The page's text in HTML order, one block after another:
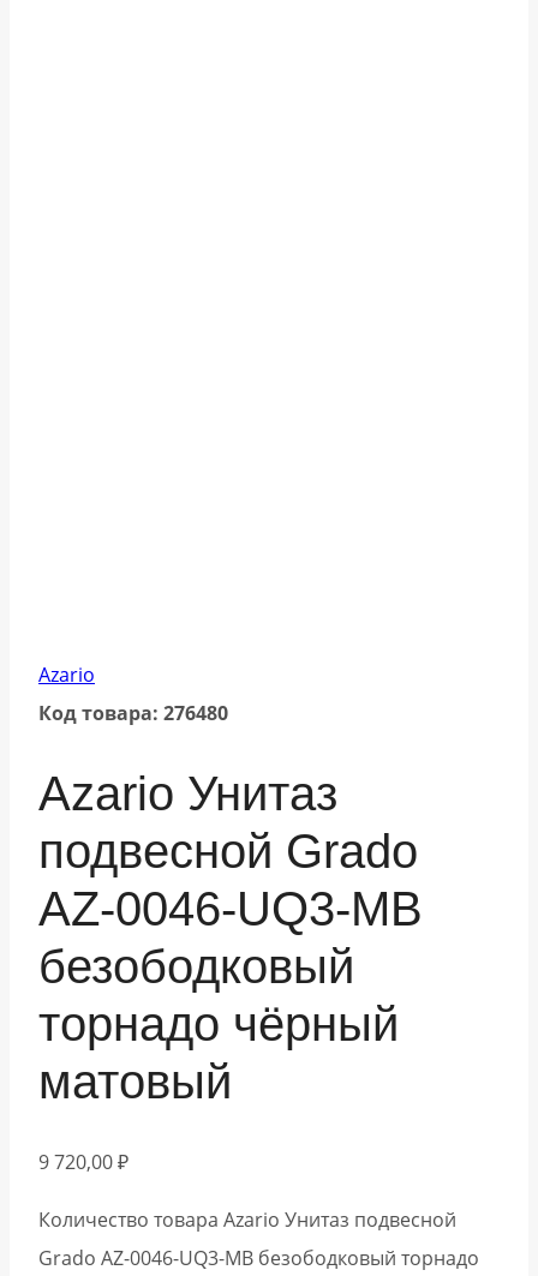
Azario
Код товара: 276480
Azario Унитаз
подвесной Grado
AZ-0046-UQ3-MB
безободковый
торнадо чёрный
матовый
9 720,00₽
Количество товара Azario Унитаз подвесной
Grado AZ-0046-UQ3-MB безободковый торнадо